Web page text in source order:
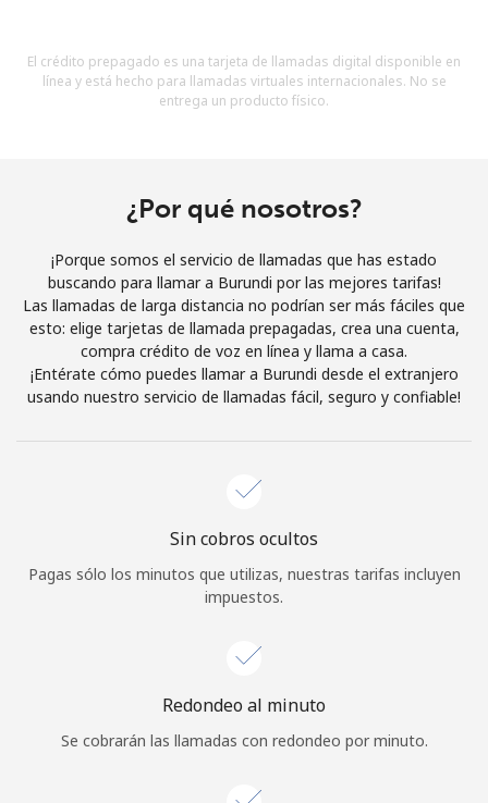
Al abrir una cuenta en este sitio web, estoy de acuerdo con
Términos y condiciones.
Únete
¡Hola!
Iniciar Sesión
El crédito prepagado es una tarjeta de llamadas digital disponible en
línea y está hecho para llamadas virtuales internacionales. No se
entrega un producto físico.
¿Por qué nosotros?
¡Porque somos el servicio de llamadas que has estado
buscando para llamar a Burundi por las mejores tarifas!
Las llamadas de larga distancia no podrían ser más fáciles que
esto: elige tarjetas de llamada prepagadas, crea una cuenta,
compra crédito de voz en línea y llama a casa.
¡Entérate cómo puedes llamar a Burundi desde el extranjero
usando nuestro servicio de llamadas fácil, seguro y confiable!
Sin cobros ocultos
Pagas sólo los minutos que utilizas, nuestras tarifas incluyen
impuestos.
Redondeo al minuto
Se cobrarán las llamadas con redondeo por minuto.